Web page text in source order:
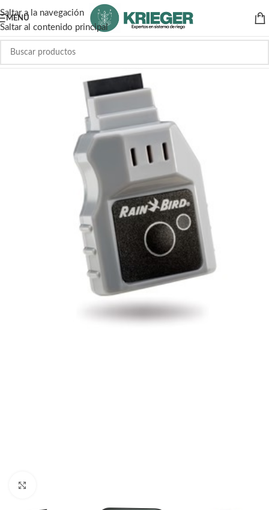
Saltar a la navegación
Saltar al contenido principal
MENÚ